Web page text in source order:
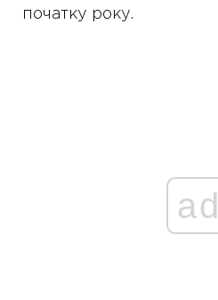
початку року.
ad